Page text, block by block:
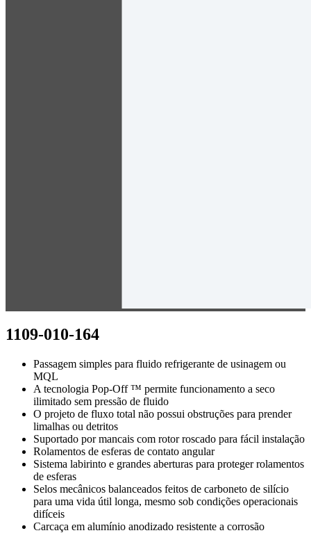
1109-010-164
Passagem simples para fluido refrigerante de usinagem ou
MQL
A tecnologia Pop-Off ™ permite funcionamento a seco
ilimitado sem pressão de fluido
O projeto de fluxo total não possui obstruções para prender
limalhas ou detritos
Suportado por mancais com rotor roscado para fácil instalação
Rolamentos de esferas de contato angular
Sistema labirinto e grandes aberturas para proteger rolamentos
de esferas
Selos mecânicos balanceados feitos de carboneto de silício
para uma vida útil longa, mesmo sob condições operacionais
difíceis
Carcaça em alumínio anodizado resistente a corrosão